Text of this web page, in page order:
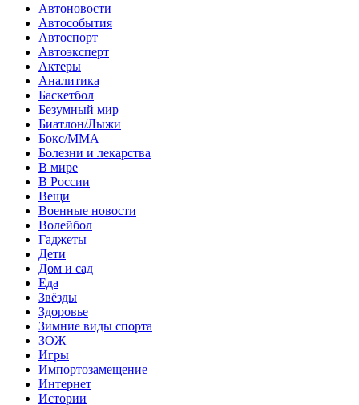
Автоновости
Автособытия
Автоспорт
Автоэксперт
Актеры
Аналитика
Баскетбол
Безумный мир
Биатлон/Лыжи
Бокс/MMA
Болезни и лекарства
В мире
В России
Вещи
Военные новости
Волейбол
Гаджеты
Дети
Дом и сад
Еда
Звёзды
Здоровье
Зимние виды спорта
ЗОЖ
Игры
Импортозамещение
Интернет
Истории